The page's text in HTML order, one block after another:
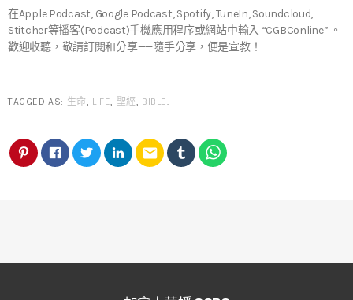
在Apple Podcast, Google Podcast, Spotify, TuneIn, Soundcloud,
Stitcher等播客(Podcast)手機應用程序或網站中輸入 “CGBConline” 。
歡迎收聽，敬請訂閱和分享——隨手分享，便是宣教！
TAGGED AS: 生命, LIFE, 聖經, BIBLE.
email